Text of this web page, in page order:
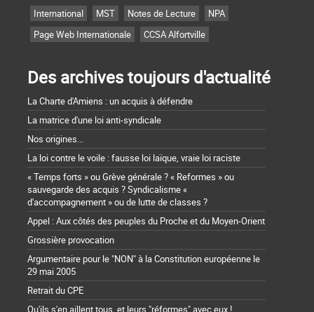
International
MST Notes de Lecture
NPA
Page Web Internationale
CCSA Alfortville
Des archives toujours d'actualité
La Charte d'Amiens : un acquis à défendre
La matrice d'une loi anti-syndicale
Nos origines...
La loi contre le voile : fausse loi laïque, vraie loi raciste
« Temps forts » ou Grève générale ? « Reformes » ou
sauvegarde des acquis ? Syndicalisme «
d'accompagnement » ou de lutte de classes ?
Appel : Aux côtés des peuples du Proche et du Moyen-Orient
Grossière provocation
Argumentaire pour le "NON" à la Constitution européenne le
29 mai 2005
Retrait du CPE
Qu'ils s'en aillent tous, et leurs "réformes" avec eux !